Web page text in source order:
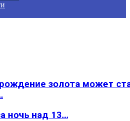
золота может
ночь над 13…